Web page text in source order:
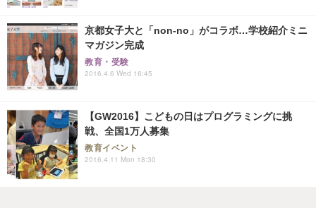
京都女子大と「non-no」がコラボ…学校紹介ミニ
マガジン完成
教育・受験
2016.4.6 Wed 16:45
【GW2016】こどもの日はプログラミングに挑
戦、全国1万人募集
教育イベント
2016.4.11 Mon 18:30